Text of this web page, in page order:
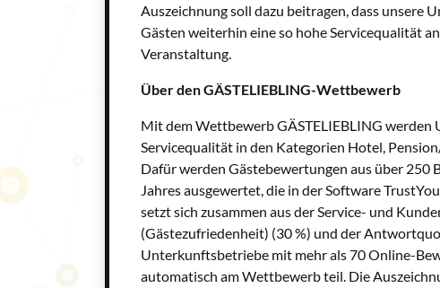
Auszeichnung soll dazu beitragen, dass unsere
Gästen weiterhin eine so hohe Servicequalität
Veranstaltung.
Über den GÄSTELIEBLING-Wettbewerb
Mit dem Wettbewerb GÄSTELIEBLING
Servicequalität in den Kategorien Hotel,
Dafür werden Gästebewertungen aus über 250
Jahres ausgewertet, die in der Software
setzt sich zusammen aus der Service- und
(Gästezufriedenheit) (30 %) und der
Unterkunftsbetriebe mit mehr als 70 Online-
automatisch am Wettbewerb teil. Die